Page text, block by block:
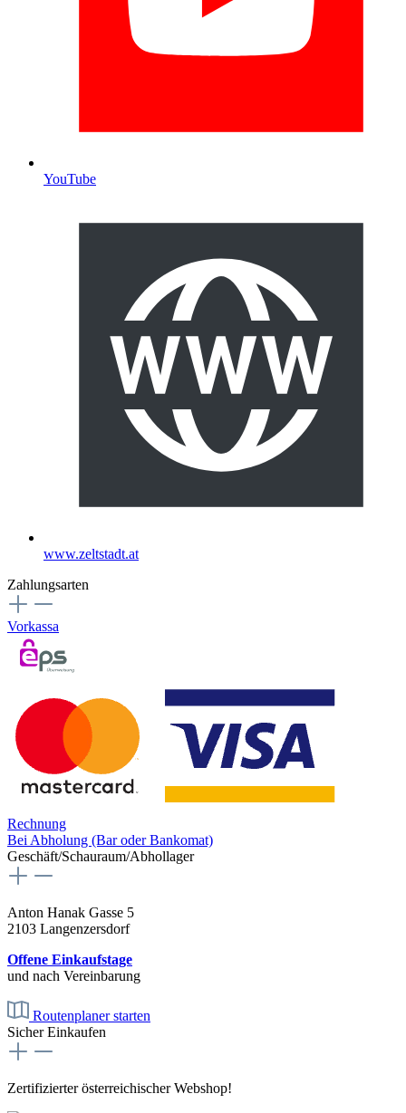
YouTube
www.zeltstadt.at
Zahlungsarten
Vorkassa
Rechnung
Bei Abholung (Bar oder Bankomat)
Geschäft/Schauraum/Abhollager
Anton Hanak Gasse 5
2103 Langenzersdorf
Offene Einkaufstage
und nach Vereinbarung
Routenplaner starten
Sicher Einkaufen
Zertifizierter österreichischer Webshop!